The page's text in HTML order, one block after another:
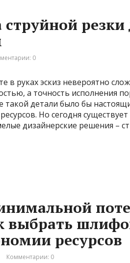
резки
0
в руках эскиз невероятно
а точность исполнения
такой детали было бы
Но сегодня существует
дизайнерские решения –
выбрать
ресурсов
Комментарии: 0